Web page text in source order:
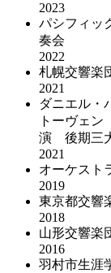
2023
パシフィッ
奏会
2022
札幌交響楽
2021
ダニエル・
トーヴェ
演 後期三
2021
オーケスト
2019
東京都交響
2018
山形交響楽
2016
羽村市生涯